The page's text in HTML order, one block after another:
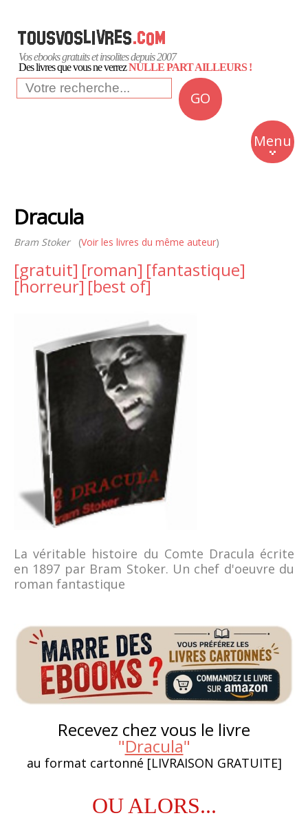
Vos ebooks gratuits et insolites depuis 2007
Des livres que vous ne verrezNULLE PART AILLEURS !
GO
Menu
Insolite
Business
Dracula
Bram Stoker(Voir les livres du même auteur)
[gratuit] [roman] [fantastique]
[horreur][best of]
La véritable histoire du Comte Dracula écrite
en 1897 par Bram Stoker. Un chef d'oeuvre du
roman fantastique
Recevez chez vous le livre
"Dracula"
au format cartonné [LIVRAISON GRATUITE]
OU ALORS...